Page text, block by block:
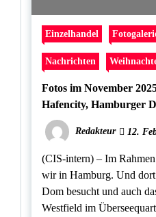
Einzelhandel
Nachrichten
Fotos im November
Hafencity, Hamburger
Redakteur 12.
(CIS-intern) – Im
wir in Hamburg. Und
Dom besucht und auch
Westfield im